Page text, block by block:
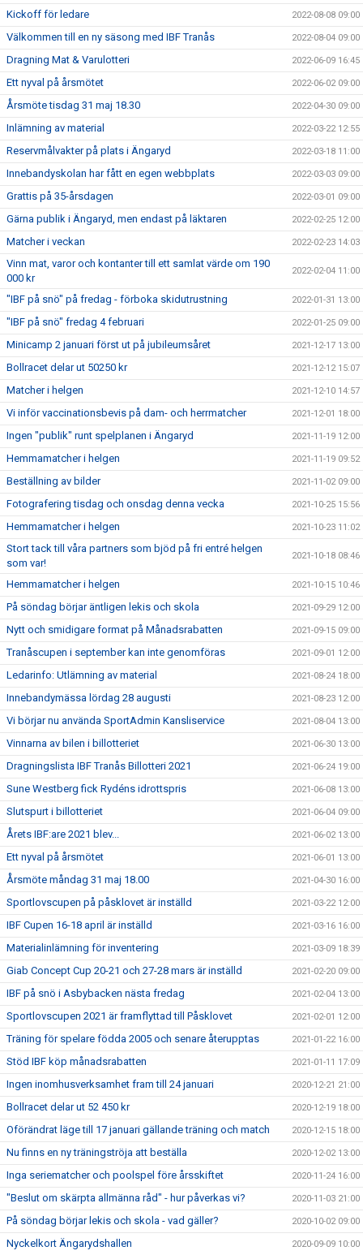
Kickoff för ledare 2022-08-08 09:00
Välkommen till en ny säsong med IBF Tranås 2022-08-04 09:00
Dragning Mat & Varulotteri 2022-06-09 16:45
Ett nyval på årsmötet 2022-06-02 09:00
Årsmöte tisdag 31 maj 18.30 2022-04-30 09:00
Inlämning av material 2022-03-22 12:55
Reservmålvakter på plats i Ängaryd 2022-03-18 11:00
Innebandyskolan har fått en egen webbplats 2022-03-03 09:00
Grattis på 35-årsdagen 2022-03-01 09:00
Gärna publik i Ängaryd, men endast på läktaren 2022-02-25 12:00
Matcher i veckan 2022-02-23 14:03
Vinn mat, varor och kontanter till ett samlat värde om 190
000 kr
2022-02-04 11:00
"IBF på snö" på fredag - förboka skidutrustning 2022-01-31 13:00
"IBF på snö" fredag 4 februari 2022-01-25 09:00
Minicamp 2 januari först ut på jubileumsåret 2021-12-17 13:00
Bollracet delar ut 50250 kr 2021-12-12 15:07
Matcher i helgen 2021-12-10 14:57
Vi inför vaccinationsbevis på dam- och herrmatcher 2021-12-01 18:00
Ingen "publik" runt spelplanen i Ängaryd 2021-11-19 12:00
Hemmamatcher i helgen 2021-11-19 09:52
Beställning av bilder 2021-11-02 09:00
Fotografering tisdag och onsdag denna vecka 2021-10-25 15:56
Hemmamatcher i helgen 2021-10-23 11:02
Stort tack till våra partners som bjöd på fri entré helgen
som var!
2021-10-18 08:46
Hemmamatcher i helgen 2021-10-15 10:46
På söndag börjar äntligen lekis och skola 2021-09-29 12:00
Nytt och smidigare format på Månadsrabatten 2021-09-15 09:00
Tranåscupen i september kan inte genomföras 2021-09-01 12:00
Ledarinfo: Utlämning av material 2021-08-24 18:00
Innebandymässa lördag 28 augusti 2021-08-23 12:00
Vi börjar nu använda SportAdmin Kansliservice 2021-08-04 13:00
Vinnarna av bilen i billotteriet 2021-06-30 13:00
Dragningslista IBF Tranås Billotteri 2021 2021-06-24 19:00
Sune Westberg fick Rydéns idrottspris 2021-06-08 13:00
Slutspurt i billotteriet 2021-06-04 09:00
Årets IBF:are 2021 blev... 2021-06-02 13:00
Ett nyval på årsmötet 2021-06-01 13:00
Årsmöte måndag 31 maj 18.00 2021-04-30 16:00
Sportlovscupen på påsklovet är inställd 2021-03-22 12:00
IBF Cupen 16-18 april är inställd 2021-03-16 16:00
Materialinlämning för inventering 2021-03-09 18:39
Giab Concept Cup 20-21 och 27-28 mars är inställd 2021-02-20 09:00
IBF på snö i Asbybacken nästa fredag 2021-02-04 13:00
Sportlovscupen 2021 är framflyttad till Påsklovet 2021-02-01 12:00
Träning för spelare födda 2005 och senare återupptas 2021-01-22 16:00
Stöd IBF köp månadsrabatten 2021-01-11 17:09
Ingen inomhusverksamhet fram till 24 januari 2020-12-21 21:00
Bollracet delar ut 52 450 kr 2020-12-19 18:00
Oförändrat läge till 17 januari gällande träning och match 2020-12-15 18:00
Nu finns en ny träningströja att beställa 2020-12-02 13:00
Inga seriematcher och poolspel före årsskiftet 2020-11-24 16:00
"Beslut om skärpta allmänna råd" - hur påverkas vi? 2020-11-03 21:00
På söndag börjar lekis och skola - vad gäller? 2020-10-02 09:00
Nyckelkort Ängarydshallen 2020-09-09 10:00